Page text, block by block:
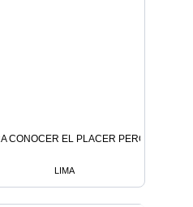
CONOCER EL PLACER PERO ES
LIMA